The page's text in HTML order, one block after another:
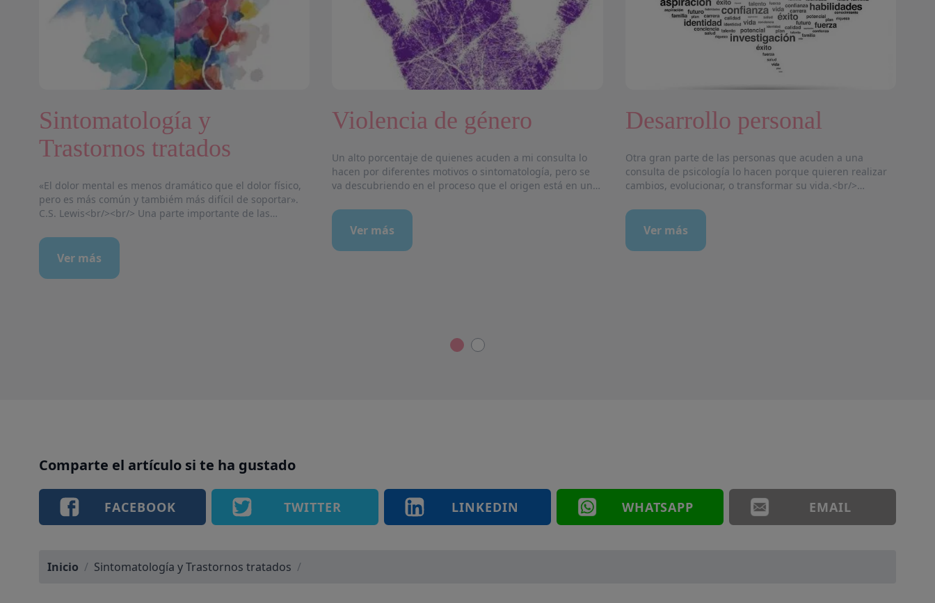
Sintomatología y
Trastornos tratados
«El dolor mental es menos dramático que el dolor físico,
pero es más común y tambiém más difícil de soportar».
C.S. Lewis<br/><br/> Una parte importante de las
cambio en un recurrente malestar, presente en síntomas
o trastornos. Ejemplos de ésto son los problemas de
de Pánico, Obsesiones, Compulsiones), Depresión y
Ver más
Violencia de género
Un alto porcentaje de quienes acuden a mi consulta lo
hacen por diferentes motivos o sintomatología, pero se
va descubriendo en el proceso que el origen está en una
(lo más habitual), familiar, compañero o desconocidos.
<br/> Pero lo que ocurre en las mayoría de estos casos es
relacionan los síntomas o trastornos (depresión, estrés
Ver más
Desarrollo personal
Otra gran parte de las personas que acuden a una
consulta de psicología lo hacen porque quieren realizar
cambios, evolucionar, o transformar su vida.<br/>
superación personal, crecimiento personal, cambio
personal o desarrollo humano, es un proceso de
nuevas ideas o formas de pensamiento (creencias), que
Ver más
Comparte el artículo si te ha gustado
FACEBOOK TWITTER LINKEDIN WHATSAPP EMAIL
Inicio / Sintomatología y Trastornos tratados /